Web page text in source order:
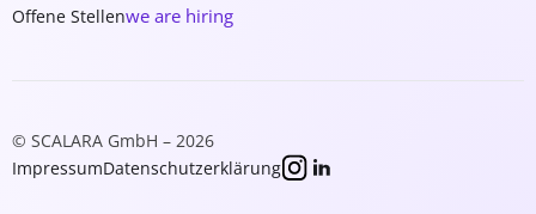
Offene Stellenwe are hiring
© SCALARA GmbH – 2026
ImpressumDatenschutzerklärung